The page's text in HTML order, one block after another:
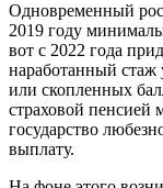
Одновременный
2019 году
вот с 2022 года
наработанный стаж
или скопленных
страховой пенсией
государство
выплату.